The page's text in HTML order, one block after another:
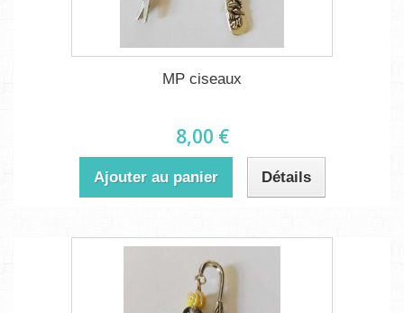
MP ciseaux
8,00 €
Ajouter au panier Détails